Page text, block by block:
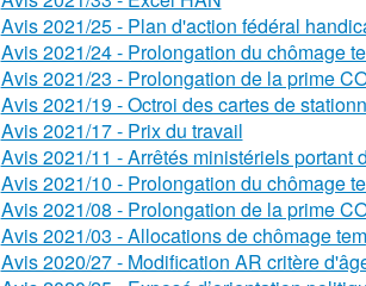
Avis 2021/25 - Plan d'action fédéral
Avis 2021/24 - Prolongation du chômage
Avis 2021/23 - Prolongation de la prime
Avis 2021/19 - Octroi des cartes de
Avis 2021/17 - Prix du travail
Avis 2021/11 - Arrêtés ministériels portant
Avis 2021/10 - Prolongation du chômage
Avis 2021/08 - Prolongation de la prime
Avis 2021/03 - Allocations de chômage
Avis 2020/27 - Modification AR critère